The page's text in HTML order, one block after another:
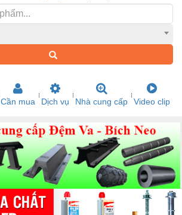
Cần mua Dịch vụ Nhà cung cấp Video clip